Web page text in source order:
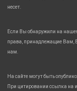
несет.
Если Вы обнаружили на
права, принадлежащие Вам,
нам.
На сайте могут быть
При цитировании ссылка на